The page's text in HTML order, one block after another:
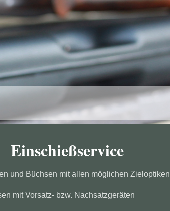
Einschießservice
und Büchsen mit allen möglichen Zieloptiken
mit Vorsatz- bzw. Nachsatzgeräten